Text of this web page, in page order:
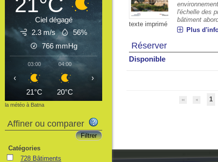
texte imprimé
l'échelle des
bâtiment
Plus
Réserver
Disponible
1
Ciel dégagé
2.3 m/s
56%
766 mmHg
03:00
21°C
04:00
20°C
05:00
‹ ›
la météo à Batna
Affiner ou comparer
Catégories
728 Bâtiments